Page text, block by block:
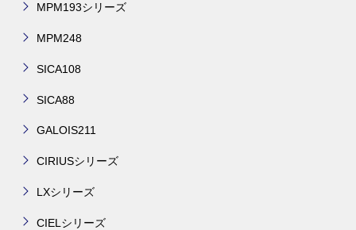
MPM193シリーズ
MPM248
SICA108
SICA88
GALOIS211
CIRIUSシリーズ
LXシリーズ
CIELシリーズ